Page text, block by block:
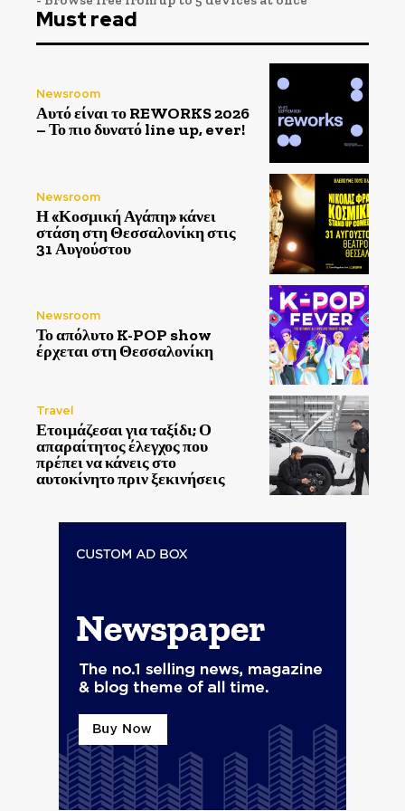
Must read
Newsroom
Αυτό είναι το REWORKS 2026
– Το πιο δυνατό line up, ever!
Newsroom
Η «Κοσμική Αγάπη» κάνει
στάση στη Θεσσαλονίκη στις
31 Αυγούστου
Newsroom
Το απόλυτο K-POP show
έρχεται στη Θεσσαλονίκη
Travel
Ετοιμάζεσαι για ταξίδι; Ο
απαραίτητος έλεγχος που
πρέπει να κάνεις στο
αυτοκίνητο πριν ξεκινήσεις